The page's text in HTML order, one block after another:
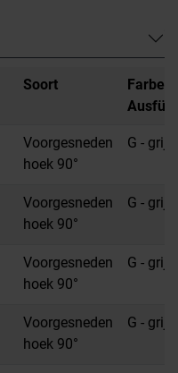
Soort
Farbe /
Voorgesneden
hoek 90°
G - grijs
Voorgesneden
hoek 90°
G - grijs
Voorgesneden
hoek 90°
G - grijs
Voorgesneden
hoek 90°
G - grijs